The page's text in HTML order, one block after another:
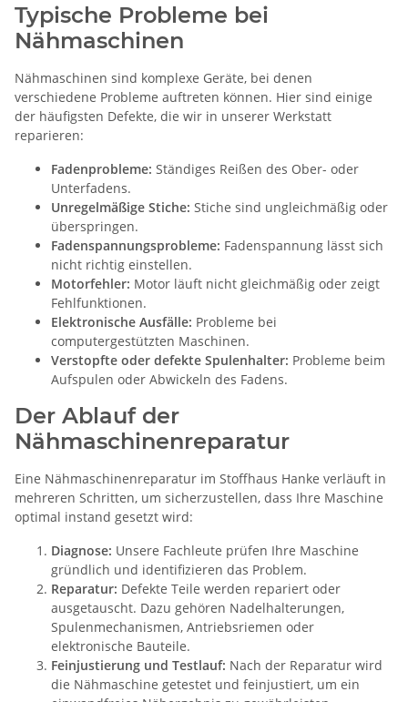
Typische Probleme bei
Nähmaschinen
Nähmaschinen sind komplexe Geräte, bei denen
verschiedene Probleme auftreten können. Hier sind einige
der häufigsten Defekte, die wir in unserer Werkstatt
reparieren:
Fadenprobleme: Ständiges Reißen des Ober- oder
Unterfadens.
Unregelmäßige Stiche: Stiche sind ungleichmäßig oder
überspringen.
Fadenspannungsprobleme: Fadenspannung lässt sich
nicht richtig einstellen.
Motorfehler: Motor läuft nicht gleichmäßig oder zeigt
Fehlfunktionen.
Elektronische Ausfälle: Probleme bei
computergestützten Maschinen.
Verstopfte oder defekte Spulenhalter: Probleme beim
Aufspulen oder Abwickeln des Fadens.
Der Ablauf der
Nähmaschinenreparatur
Eine Nähmaschinenreparatur im Stoffhaus Hanke verläuft in
mehreren Schritten, um sicherzustellen, dass Ihre Maschine
optimal instand gesetzt wird:
Diagnose: Unsere Fachleute prüfen Ihre Maschine
gründlich und identifizieren das Problem.
Reparatur: Defekte Teile werden repariert oder
ausgetauscht. Dazu gehören Nadelhalterungen,
Spulenmechanismen, Antriebsriemen oder
elektronische Bauteile.
Feinjustierung und Testlauf: Nach der Reparatur wird
die Nähmaschine getestet und feinjustiert, um ein